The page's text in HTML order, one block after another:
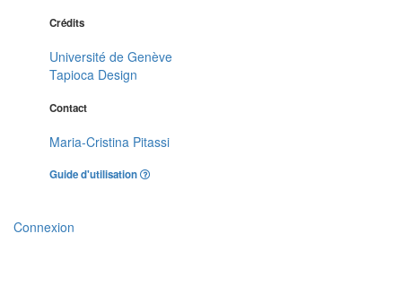
Crédits
Université de Genève
Tapioca Design
Contact
Maria-Cristina Pitassi
Guide d'utilisation
Connexion